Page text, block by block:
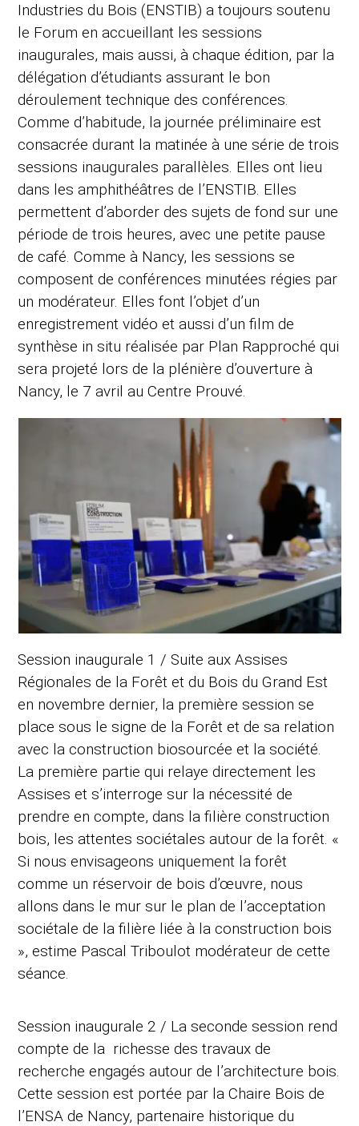
Industries du Bois (ENSTIB) a toujours soutenu
le Forum en accueillant les sessions
inaugurales, mais aussi, à chaque édition, par la
délégation d’étudiants assurant le bon
déroulement technique des conférences.
Comme d’habitude, la journée préliminaire est
consacrée durant la matinée à une série de trois
sessions inaugurales parallèles. Elles ont lieu
dans les amphithéâtres de l’ENSTIB. Elles
permettent d’aborder des sujets de fond sur une
période de trois heures, avec une petite pause
de café. Comme à Nancy, les sessions se
composent de conférences minutées régies par
un modérateur. Elles font l’objet d’un
enregistrement vidéo et aussi d’un film de
synthèse in situ réalisée par Plan Rapproché qui
sera projeté lors de la plénière d’ouverture à
Nancy, le 7 avril au Centre Prouvé.
Session inaugurale 1 / Suite aux Assises
Régionales de la Forêt et du Bois du Grand Est
en novembre dernier, la première session se
place sous le signe de la Forêt et de sa relation
avec la construction biosourcée et la société.
La première partie qui relaye directement les
Assises et s’interroge sur la nécessité de
prendre en compte, dans la filière construction
bois, les attentes sociétales autour de la forêt. «
Si nous envisageons uniquement la forêt
comme un réservoir de bois d’œuvre, nous
allons dans le mur sur le plan de l’acceptation
sociétale de la filière liée à la construction bois
», estime Pascal Triboulot modérateur de cette
séance.
Session inaugurale 2 / La seconde session rend
compte de la richesse des travaux de
recherche engagés autour de l’architecture bois.
Cette session est portée par la Chaire Bois de
l’ENSA de Nancy, partenaire historique du